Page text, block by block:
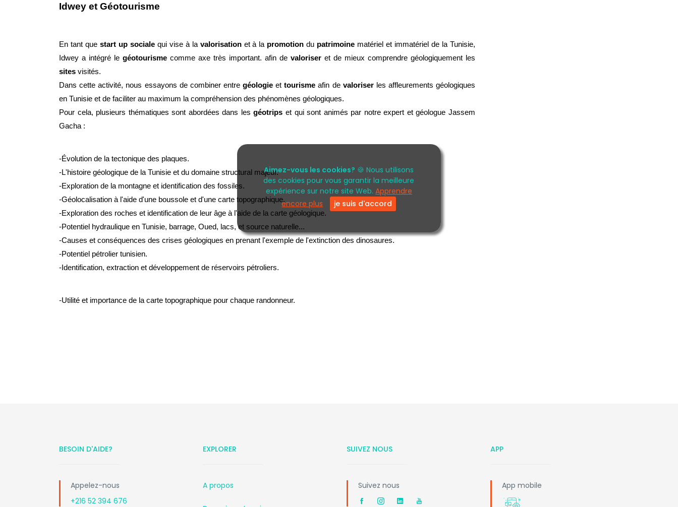
Aimez-vous les cookies? 🍪 Nous utilisons
des cookies pour vous garantir la meilleure
expérience sur notre site Web. Apprendre
encore plus
je suis d'accord
Idwey et Géotourisme
En tant que start up sociale qui vise à la valorisation et à la promotion du patrimoine matériel et immatériel de la Tunisie,
Idwey a intégré le géotourisme comme axe très important. afin de valoriser
sites visités.
Dans cette activité, nous essayons de combiner entre géologie et tourisme afin de valoriser les affleurements géologiques
en Tunisie et de faciliter au maximum la compréhension des phénomènes géologiques.
Pour cela, plusieurs thématiques sont abordées dans les géotrips et qui sont animés par notre expert et géologue Jassem
Gacha :
-Évolution de la tectonique des plaques.
-L'histoire géologique de la Tunisie et du domaine structural majeur.
-Exploration de la montagne et identification des fossiles.
-Géolocalisation à l'aide d'une boussole et d'une carte topographique.
-Exploration des roches et identification de leur âge à l'aide de la carte géologique.
-Potentiel hydraulique en Tunisie, barrage, Oued, lacs, et source naturelle...
-Causes et conséquences des crises géologiques en prenant l'exemple de l'extinction des dinosaures.
-Potentiel pétrolier tunisien.
-Identification, extraction et développement de réservoirs pétroliers.
-Utilité et importance de la carte topographique pour chaque randonneur.
BESOIN D'AIDE?
Appelez-nous
+216 52 394 676
EXPLORER
A propos
SUIVEZ NOUS
Suivez nous
APP
App mobile